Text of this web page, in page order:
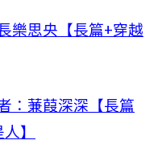
樂思央【長篇+穿越
：蒹葭深深【長篇
】